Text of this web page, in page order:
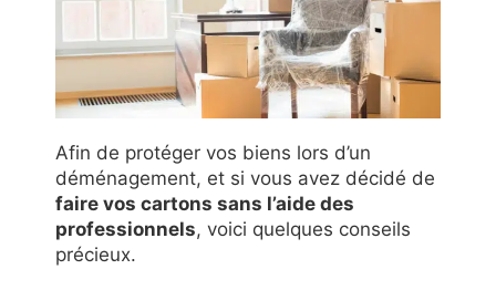
Afin de protéger vos biens lors d’un
déménagement, et si vous avez décidé de
faire vos cartons sans l’aide des
professionnels, voici quelques conseils
précieux.